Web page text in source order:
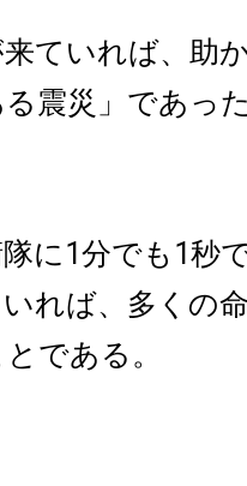
来ていれば、助
震災」であっ
に1分でも1秒
れば、多くの
である。